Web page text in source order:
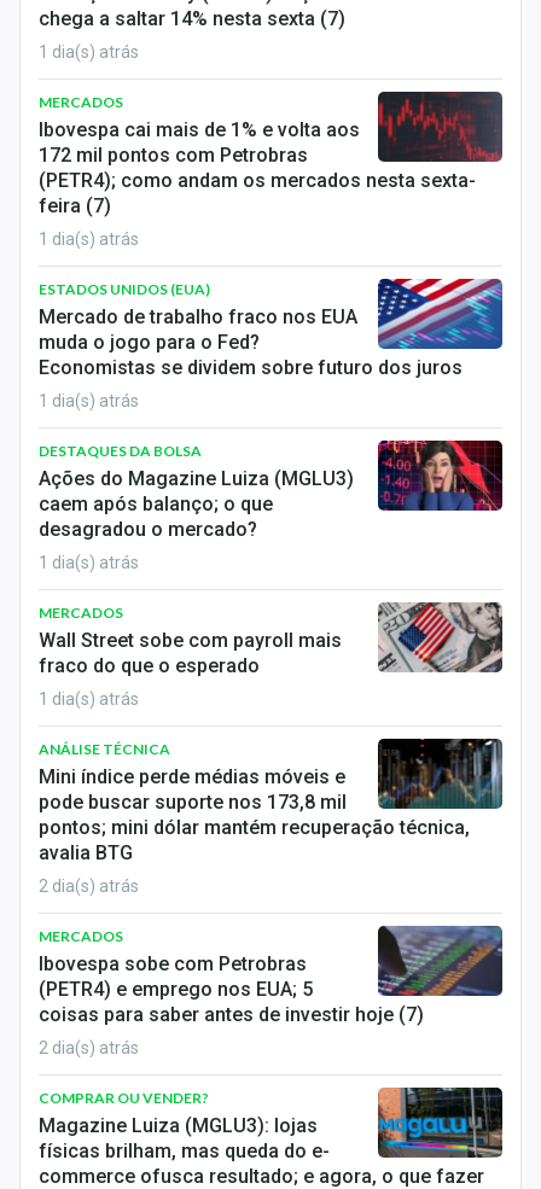
chega a saltar 14% nesta sexta (7)
1 dia(s) atrás
MERCADOS
Ibovespa cai mais de 1% e volta aos
172 mil pontos com Petrobras
(PETR4); como andam os mercados nesta sexta-
feira (7)
1 dia(s) atrás
ESTADOS UNIDOS (EUA)
Mercado de trabalho fraco nos EUA
muda o jogo para o Fed?
Economistas se dividem sobre futuro dos juros
1 dia(s) atrás
DESTAQUES DA BOLSA
Ações do Magazine Luiza (MGLU3)
caem após balanço; o que
desagradou o mercado?
1 dia(s) atrás
MERCADOS
Wall Street sobe com payroll mais
fraco do que o esperado
1 dia(s) atrás
ANÁLISE TÉCNICA
Mini índice perde médias móveis e
pode buscar suporte nos 173,8 mil
pontos; mini dólar mantém recuperação técnica,
avalia BTG
2 dia(s) atrás
MERCADOS
Ibovespa sobe com Petrobras
(PETR4) e emprego nos EUA; 5
coisas para saber antes de investir hoje (7)
2 dia(s) atrás
COMPRAR OU VENDER?
Magazine Luiza (MGLU3): lojas
físicas brilham, mas queda do e-
commerce ofusca resultado; e agora, o que fazer